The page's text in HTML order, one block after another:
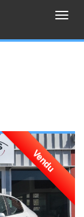
Vendu